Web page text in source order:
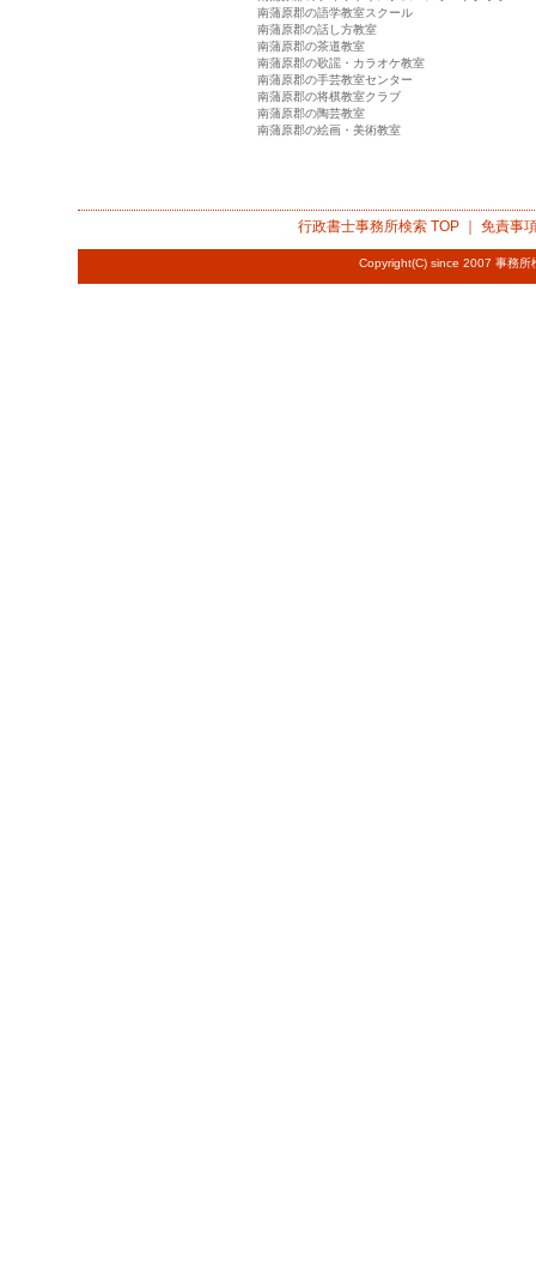
南蒲原郡の語学教室スクール
南蒲原郡の話し方教室
南蒲原郡の茶道教室
南蒲原郡の歌謡・カラオケ教室
南蒲原郡の手芸教室センター
南蒲原郡の将棋教室クラブ
南蒲原郡の陶芸教室
南蒲原郡の絵画・美術教室
行政書士事務所検索TOP ｜ 免責事
Copyright(C) since 2007 事務所